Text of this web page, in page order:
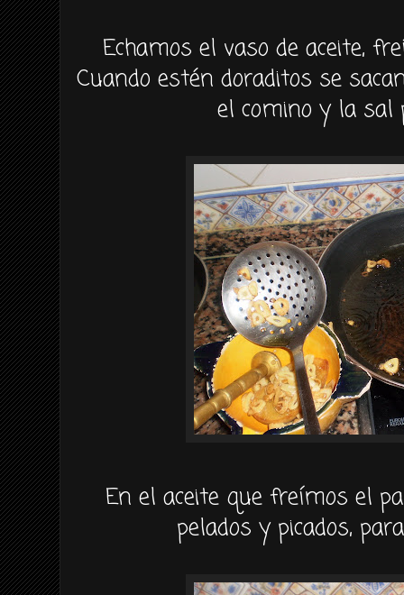
Echamos el vaso de aceite,
Cuando estén doraditos se
el comino y la sal
En el aceite que freímos el
pelados y picados,